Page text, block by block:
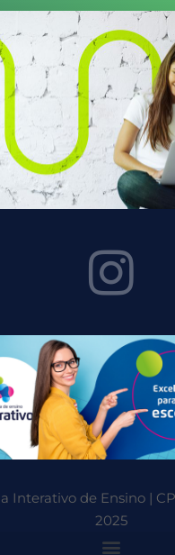
Interativo de Ensino |
2025